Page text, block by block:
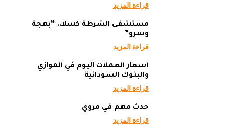
قراءة المزيد
مستشفى الشرطة كسلا.. “بهجة
وسرو”
قراءة المزيد
أسعار العملات اليوم في الموازي
والبنوك السودانية
قراءة المزيد
حدث مهم في مروي
قراءة المزيد